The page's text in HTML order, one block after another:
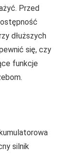
Przed
dłuższych
się, czy
funkcje
silnik